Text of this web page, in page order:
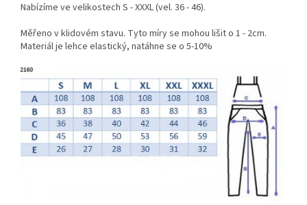
Nabízíme ve velikostech S - XXXL (vel. 36 - 46).
Měřeno v klidovém stavu. Tyto míry se mohou lišit o 1 - 2cm.
Materiál je lehce elastický, natáhne se o 5-10%